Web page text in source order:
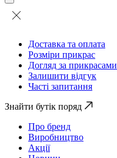
Доставка та оплата
Розміри прикрас
Догляд за прикрасами
Залишити відгук
Часті запитання
Знайти бутік поряд
Про бренд
Виробництво
Акції